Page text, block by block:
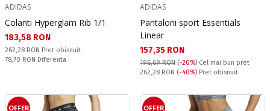
ADIDAS
Colanti Hyperglam Rib 1/1
Текуща цена:
183,58 RON
Pret obisnuit:
262,28 RON Pret obisnuit
Спестявате:
78,70 RON Diferenta
ADIDAS
Pantaloni sport Essentials
Linear
Текуща цена:
157,35 RON
196,69 RON (-20%) Cel mai bun pret
Pret obisnuit:
262,28 RON (-40%) Pret obisnuit
OFFER OFFER